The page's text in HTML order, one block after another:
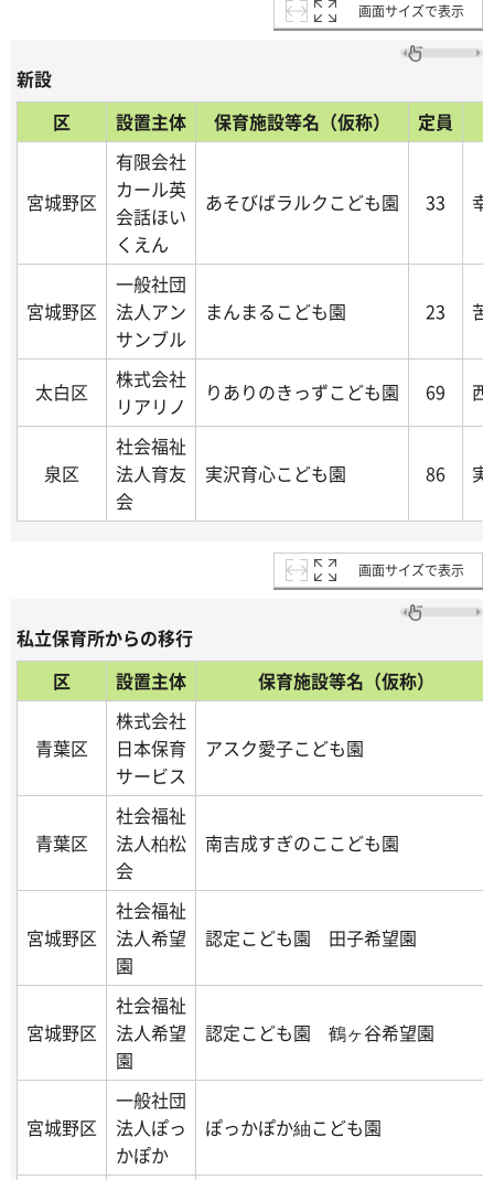
画面サイズで表示
新設
区
設置主体 保育施設等名（仮称） 定員
宮城野区
有限会社
カール英
会話ほい
くえん
あそびばラルクこども園 33
宮城野区
一般社団
法人アン
サンブル
まんまるこども園 23
太白区
株式会社
リアリノ
りありのきっずこども園 69
泉区
社会福祉
法人育友
会
実沢育心こども園 86
画面サイズで表示
私立保育所からの移行
区
設置主体 保育施設等名（仮称）
青葉区
株式会社
日本保育
サービス
アスク愛子こども園
青葉区
社会福祉
法人柏松
会
南吉成すぎのここども園
宮城野区
社会福祉
法人希望
園
認定こども園 田子希望園
宮城野区
社会福祉
法人希望
園
認定こども園 鶴ヶ谷希望園
宮城野区
一般社団
法人ぽっ
かぽか
ぽっかぽか紬こども園